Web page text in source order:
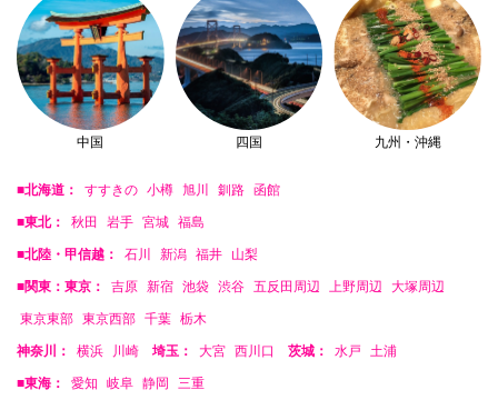
中国 四国 九州・沖縄
■北海道： すすきの 小樽 旭川 釧路 函館
■東北： 秋田 岩手 宮城 福島
■北陸・甲信越： 石川 新潟 福井 山梨
■関東：東京： 吉原 新宿 池袋 渋谷 五反田周辺 上野周辺 大塚周辺
東京東部 東京西部 千葉 栃木
神奈川： 横浜 川崎 埼玉： 大宮 西川口 茨城： 水戸 土浦
■東海： 愛知 岐阜 静岡 三重